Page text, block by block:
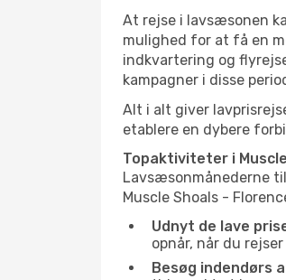
At rejse i lavsæsonen
mulighed for at få en
indkvartering og
kampagner i disse
Alt i alt giver
etablere en dybere
Topaktiviteter i
Lavsæsonmånederne
Muscle Shoals -
Udnyt de lave
opnår, når du
Besøg indendørs